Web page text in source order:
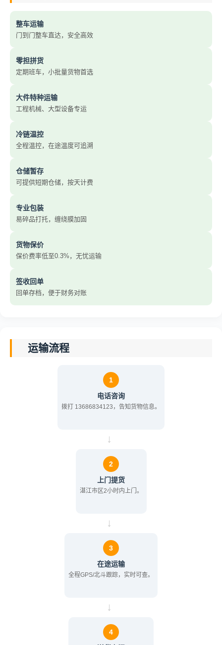
整车运输
门到门整车直达，安全高效
零担拼货
定期班车，小批量货物首选
大件特种运输
工程机械、大型设备专运
冷链温控
全程温控，在途温度可追溯
仓储暂存
可提供短期仓储，按天计费
专业包装
易碎品打托，缠绕膜加固
货物保价
保价费率低至0.3%，无忧运输
签收回单
回单存档，便于财务对账
运输流程
1
电话咨询
拨打 13686834123，告知货物信息。
→
2
上门提货
湛江市区2小时内上门。
→
3
在途运输
全程GPS/北斗跟踪，实时可查。
→
4